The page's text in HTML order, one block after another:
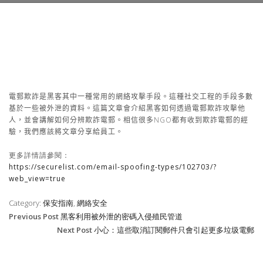
電郵欺詐是黑客其中一種常用的網絡攻擊手段。這種社交工程的手段多數
基於一些被外泄的資料。這篇文章會介紹黑客如何透過電郵欺詐攻擊他
人，並會講解如何分辨欺詐電郵。相信很多NGO都有收到欺詐電郵的經
驗，我們應該將文章分享給員工。
更多詳情請參閱：
https://securelist.com/email-spoofing-types/102703/?
web_view=true
Category: 保安指南, 網絡安全
Previous Post黑客利用被外泄的密碼入侵殖民管道
Next Post小心：這些取消訂閱郵件只會引起更多垃圾電郵